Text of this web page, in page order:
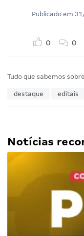
Publicado em
0 0
Tudo que sabemos
destaque editais
Notícias